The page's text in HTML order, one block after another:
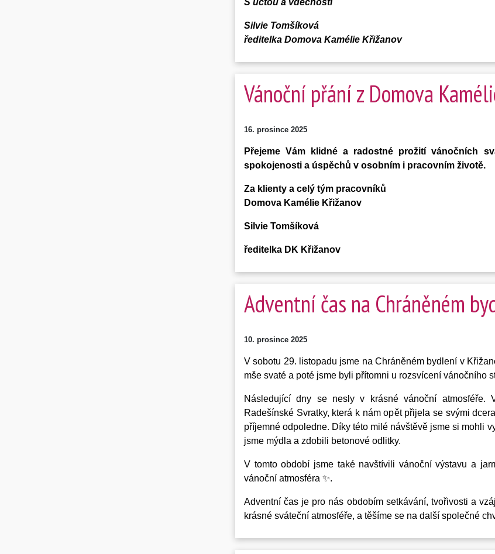
S úctou a vděčností
Silvie Tomšíková
ředitelka Domova Kamélie Křižanov
Vánoční přání z Domova
16. prosince 2025
Přejeme Vám klidné a radostné prožití vánočních
spokojenosti a úspěchů v osobním i pracovním životě.
Za klienty a celý tým pracovníků
Domova Kamélie Křižanov
Silvie Tomšíková
ředitelka DK Křižanov
Adventní čas na Chráněném
10. prosince 2025
V sobotu 29. listopadu jsme na Chráněném bydlení v
mše svaté a poté jsme byli přítomni u rozsvícení vánočního
Následující dny se nesly v krásné vánoční atmosféře.
Radešínské Svratky, která k nám opět přijela se svými
příjemné odpoledne. Díky této milé návštěvě jsme si mohli
jsme mýdla a zdobili betonové odlitky.
V tomto období jsme také navštívili vánoční výstavu a
vánoční atmosféra ✨.
Adventní čas je pro nás obdobím setkávání, tvořivosti a
krásné sváteční atmosféře, a těšíme se na další společné